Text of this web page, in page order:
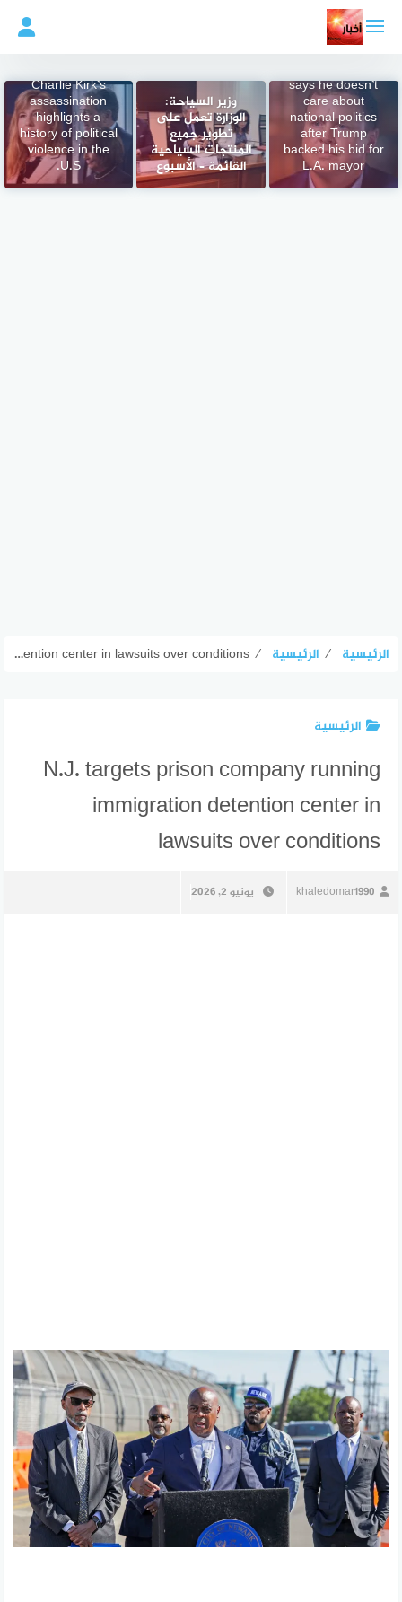
المحتوى
says he doesn’t
care about
national politics
after Trump
backed his bid for
L.A. mayor
وزير السياحة:
الوزارة تعمل على
تطوير جميع
المنتجات السياحية
القائمة – الأسبوع
Charlie Kirk’s
assassination
highlights a
history of political
violence in the
U.S.
الرئيسية ⁄ الرئيسية ⁄
N.J. targets prison company running immigration detention center in lawsuits over conditions
الرئيسية
N.J. targets prison company running
immigration detention center in
lawsuits over conditions
khaledomar1990 يونيو 2, 2026